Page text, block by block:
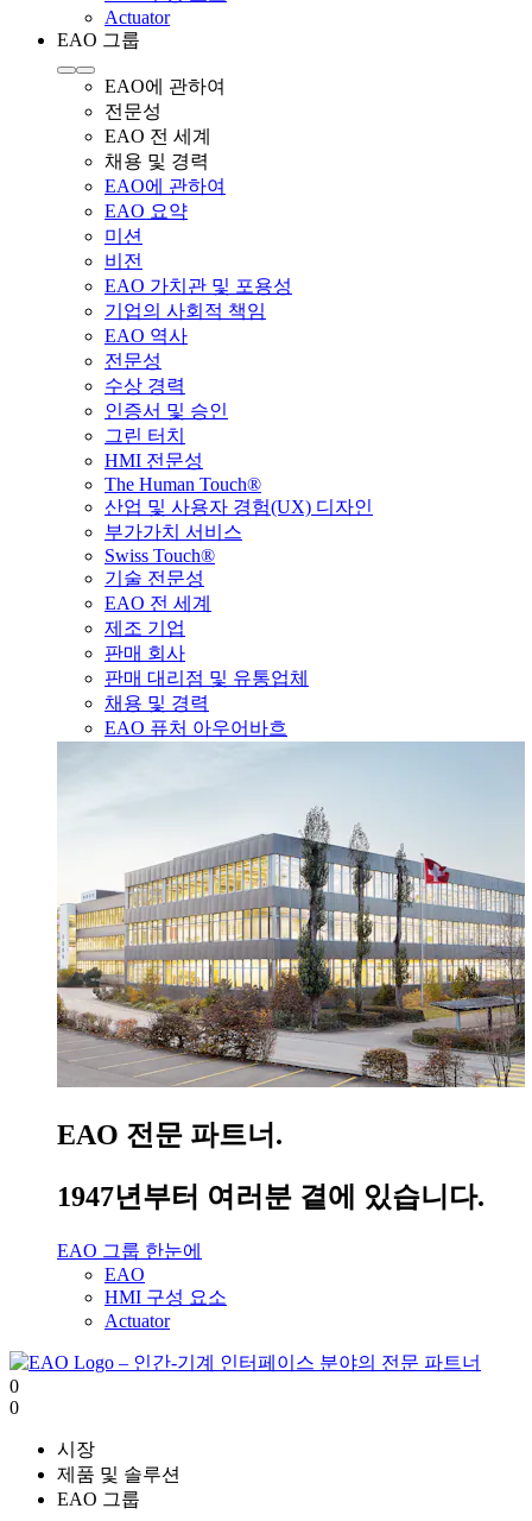
Actuator
EAO 그룹
EAO에 관하여
전문성
EAO 전 세계
채용 및 경력
EAO에 관하여
EAO 요약
미션
비전
EAO 가치관 및 포용성
기업의 사회적 책임
EAO 역사
전문성
수상 경력
인증서 및 승인
그린 터치
HMI 전문성
The Human Touch®
산업 및 사용자 경험(UX) 디자인
부가가치 서비스
Swiss Touch®
기술 전문성
EAO 전 세계
제조 기업
판매 회사
판매 대리점 및 유통업체
채용 및 경력
EAO 퓨처 아우어바흐
EAO 전문 파트너.
1947년부터 여러분 곁에 있습니다.
EAO 그룹 한눈에
EAO
HMI 구성 요소
Actuator
0
0
시장
제품 및 솔루션
EAO 그룹